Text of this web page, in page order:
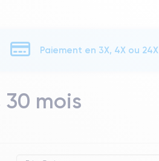
Paiement en 3X, 4X ou 24X
mois